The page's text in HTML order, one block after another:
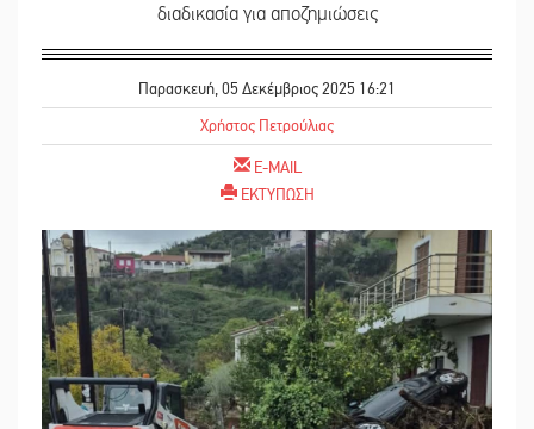
διαδικασία για αποζημιώσεις
Παρασκευή, 05 Δεκέμβριος 2025 16:21
Χρήστος Πετρούλιας
E-MAIL
ΕΚΤΥΠΩΣΗ